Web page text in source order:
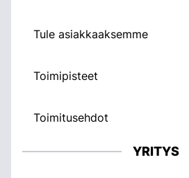
Tule asiakkaaksemme
Toimipisteet
Toimitusehdot
YRITYS